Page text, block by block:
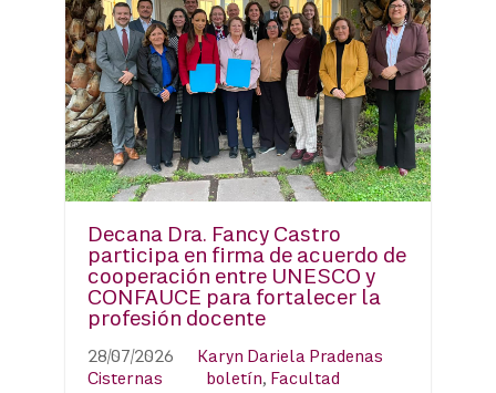
Decana Dra. Fancy Castro
participa en firma de acuerdo de
cooperación entre UNESCO y
CONFAUCE para fortalecer la
profesión docente
28/07/2026
Karyn Dariela Pradenas
Cisternas
boletín, Facultad